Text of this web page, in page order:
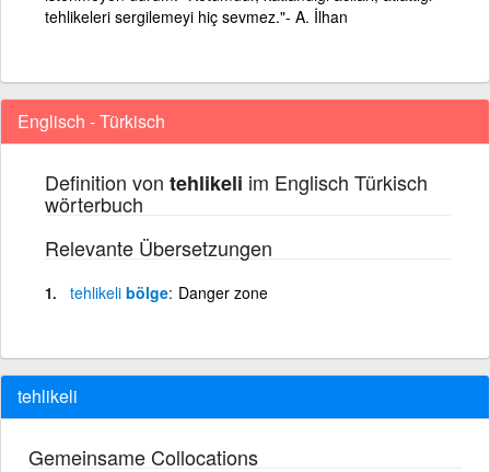
tehlikeleri sergilemeyi hiç sevmez."- A. İlhan
Englisch - Türkisch
Definition von tehlikeli im Englisch Türkisch
wörterbuch
Relevante Übersetzungen
tehlikeli bölge Danger zone
tehlikeli
Gemeinsame Collocations